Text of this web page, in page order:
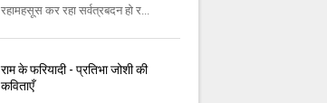
रहामहसूस कर रहा सर्वत्रबदन हो र...
राम के फरियादी - प्रतिभा जोशी की
कविताएँ